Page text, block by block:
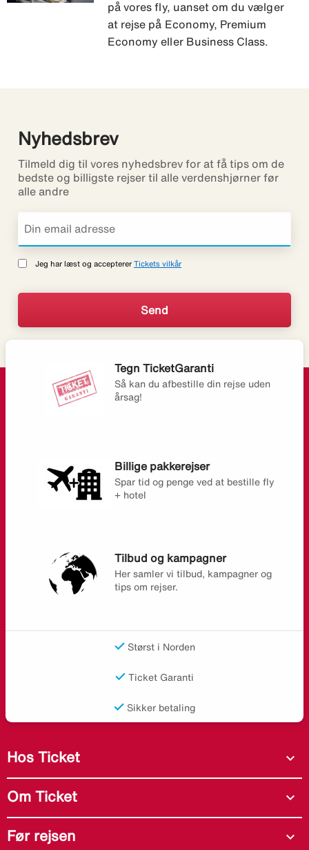
på vores fly, uanset om du vælger
at rejse på Economy, Premium
Economy eller Business Class.
Nyhedsbrev
Tilmeld dig til vores nyhedsbrev for at få tips om de
bedste og billigste rejser til alle verdenshjørner før
alle andre
Jeg har læst og accepterer Tickets vilkår
Tegn TicketGaranti
Så kan du afbestille din rejse uden
årsag!
Billige pakkerejser
Spar tid og penge ved at bestille fly
+ hotel
Tilbud og kampagner
Her samler vi tilbud, kampagner og
tips om rejser.
Størst i Norden
Ticket Garanti
Sikker betaling
Hos Ticket expand_more
Om Ticket expand_more
Før rejsen expand_more